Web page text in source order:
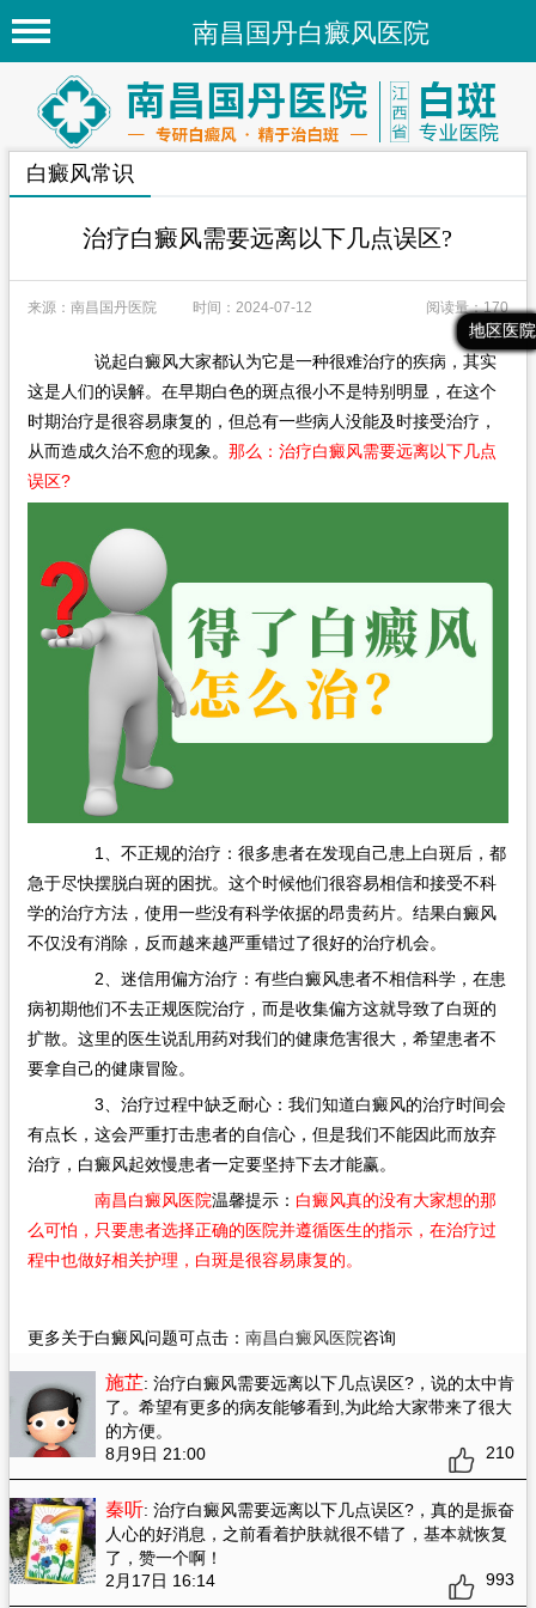
南昌国丹白癜风医院
首页
医院简介
医院新闻
专家团队
先进技术
白癜风常识
白癜风人群
白癜风部位
在线问诊
最新文章
热门文章
推荐文章
地区医院
白癜风常识
治疗白癜风需要远离以下几点误区?
来源：南昌国丹医院 时间：2024-07-12 阅读量：170
说起白癜风大家都认为它是一种很难治疗的疾病，其实
这是人们的误解。在早期白色的斑点很小不是特别明显，在这个
时期治疗是很容易康复的，但总有一些病人没能及时接受治疗，
从而造成久治不愈的现象。 那么：治疗白癜风需要远离以下几点
误区?
1、不正规的治疗：很多患者在发现自己患上白斑后，都
急于尽快摆脱白斑的困扰。这个时候他们很容易相信和接受不科
学的治疗方法，使用一些没有科学依据的昂贵药片。结果白癜风
不仅没有消除，反而越来越严重错过了很好的治疗机会。
2、迷信用偏方治疗：有些白癜风患者不相信科学，在患
病初期他们不去正规医院治疗，而是收集偏方这就导致了白斑的
扩散。这里的医生说乱用药对我们的健康危害很大，希望患者不
要拿自己的健康冒险。
3、治疗过程中缺乏耐心：我们知道白癜风的治疗时间会
有点长，这会严重打击患者的自信心，但是我们不能因此而放弃
治疗，白癜风起效慢患者一定要坚持下去才能赢。
南昌白癜风医院温馨提示： 白癜风真的没有大家想的那
么可怕，只要患者选择正确的医院并遵循医生的指示，在治疗过
程中也做好相关护理，白斑是很容易康复的。
更多关于白癜风问题可点击： 南昌白癜风医院咨询
施芷: 治疗白癜风需要远离以下几点误区?，说的太中肯
了。希望有更多的病友能够看到,为此给大家带来了很大
的方便。
8月9日 21:00
210
秦听: 治疗白癜风需要远离以下几点误区?，真的是振奋
人心的好消息，之前看着护肤就很不错了，基本就恢复
了，赞一个啊！
2月17日 16:14
993